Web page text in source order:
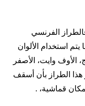
الفرنسي
استخدام الألوان
الأوف وايت، الأصفر
الطراز بأن أسقف
قماشية، .